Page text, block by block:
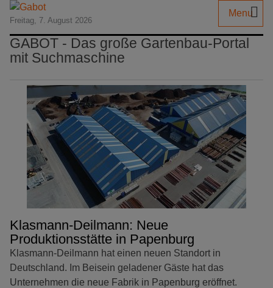
Freitag, 7. August 2026
Menu
GABOT - Das große Gartenbau-Portal
mit Suchmaschine
Klasmann-Deilmann: Neue
Produktionsstätte in Papenburg
Klasmann-Deilmann hat einen neuen Standort in
Deutschland. Im Beisein geladener Gäste hat das
Unternehmen die neue Fabrik in Papenburg eröffnet.